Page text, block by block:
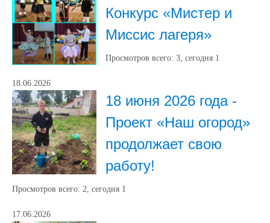
Конкурс «Мистер и
Миссис лагеря»
Просмотров всего: 3, сегодня 1
18.06.2026
18 июня 2026 года -
Проект «Наш огород»
продолжает свою
работу!
Просмотров всего: 2, сегодня 1
17.06.2026